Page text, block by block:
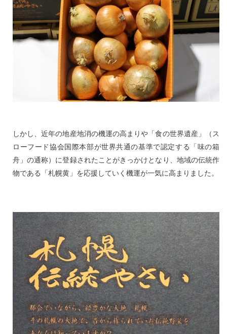
しかし、近年の地産地消の機運の高まりや「食の世界遺産」（ス
ローフード協会国際本部が世界共通の基準で認定する「味の箱
舟」の通称）に登録されたことがきっかけとなり、地域の伝統作
物である「札幌黄」を応援していく機運が一気に高まりました。